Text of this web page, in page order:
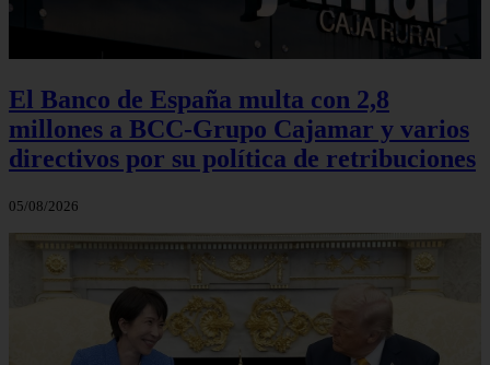
El Banco de España multa con 2,8
millones a BCC-Grupo Cajamar y varios
directivos por su política de retribuciones
05/08/2026